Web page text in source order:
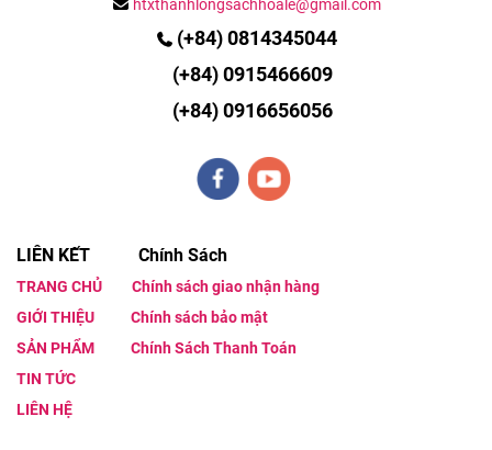
htxthanhlongsachhoale@gmail.com
(+84) 0814345044
(+84)0915466609
(+84)0916656056
LIÊN KẾT Chính Sách
TRANG CHỦ
Chính sách giao nhận hàng
GIỚI THIỆU
Chính sách bảo mật
SẢN PHẨM
Chính Sách Thanh Toán
TIN TỨC
LIÊN HỆ